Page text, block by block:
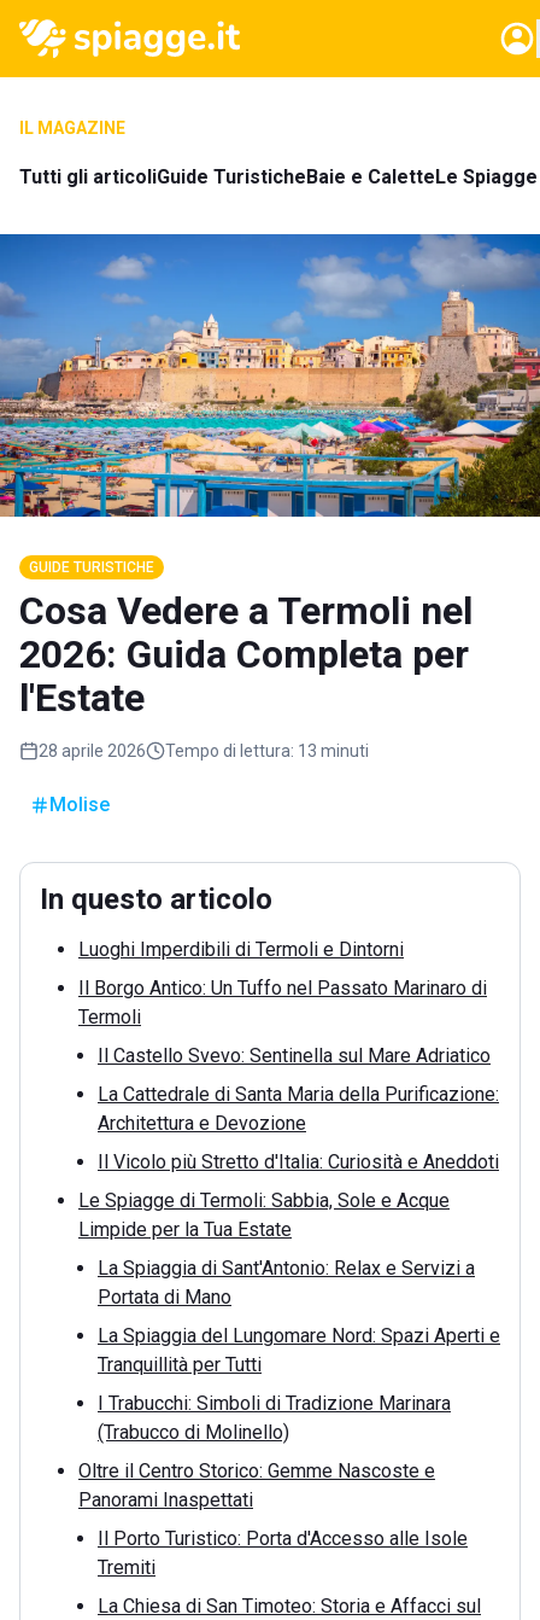
IL MAGAZINE
Tutti gli articoliGuide TuristicheBaie e CaletteLe
GUIDE TURISTICHE
Cosa Vedere a Termoli nel
2026: Guida Completa per
l'Estate
28 aprile 2026 Tempo di lettura: 13 minuti
Molise
In questo articolo
Luoghi Imperdibili di Termoli e Dintorni
Il Borgo Antico: Un Tuffo nel Passato Marinaro di
Termoli
Il Castello Svevo: Sentinella sul Mare Adriatico
La Cattedrale di Santa Maria della Purificazione:
Architettura e Devozione
Il Vicolo più Stretto d'Italia: Curiosità e Aneddoti
Le Spiagge di Termoli: Sabbia, Sole e Acque
Limpide per la Tua Estate
La Spiaggia di Sant'Antonio: Relax e Servizi a
Portata di Mano
La Spiaggia del Lungomare Nord: Spazi Aperti e
Tranquillità per Tutti
I Trabucchi: Simboli di Tradizione Marinara
(Trabucco di Molinello)
Oltre il Centro Storico: Gemme Nascoste e
Panorami Inaspettati
Il Porto Turistico: Porta d'Accesso alle Isole
Tremiti
La Chiesa di San Timoteo: Storia e Affacci sul